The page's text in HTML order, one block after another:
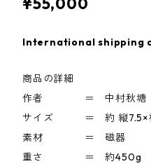
International shipping
商品の詳細
作者 ＝ 中村秋塘
サイズ ＝ 約 縦7.5×横
素材 ＝ 磁器
重さ ＝ 約450g